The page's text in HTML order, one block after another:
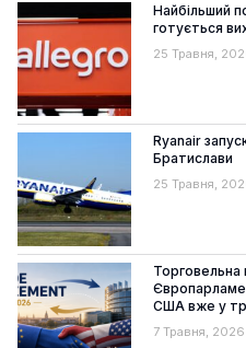
Найбільший
готується
25 Травня,
Ryanair
Братислави
25 Травня,
Торговельна
США вже у
7 Травня, 2026